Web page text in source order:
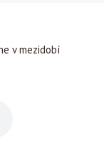
v mezidobí